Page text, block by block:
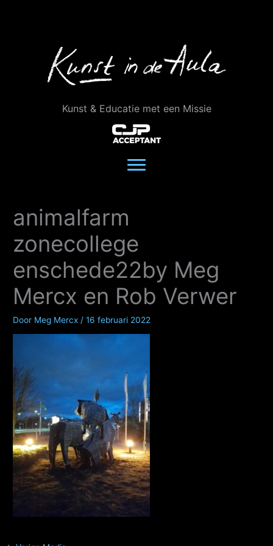
Kunst & Educatie met een Missie
animalfarm
zonecollege
enschede22by Meg
Mercx en Rob Verwer
Door Meg Mercx /16 februari 2022